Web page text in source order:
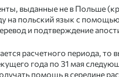
выданные не в Польше
на польский язык с
и подтверждение
расчетного периода, то
года по 31 мая
помощь в середине